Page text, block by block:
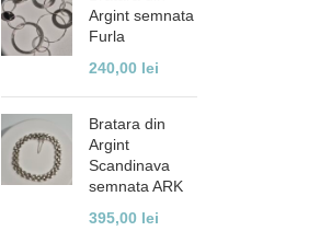
Argint semnata
Furla
240,00 lei
Bratara din
Argint
Scandinava
semnata ARK
395,00 lei